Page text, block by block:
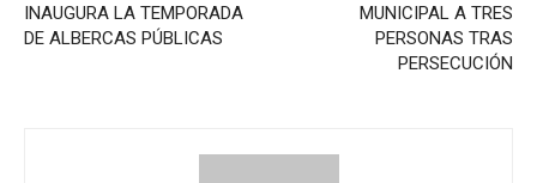
INAUGURA LA TEMPORADA
DE ALBERCAS PÚBLICAS
MUNICIPAL A TRES
PERSONAS TRAS
PERSECUCIÓN